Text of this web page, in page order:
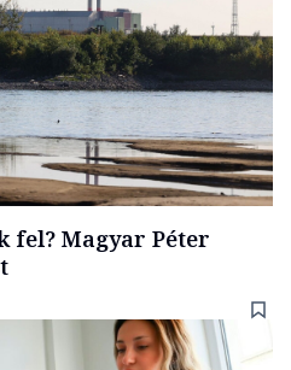
fel? Magyar Péter